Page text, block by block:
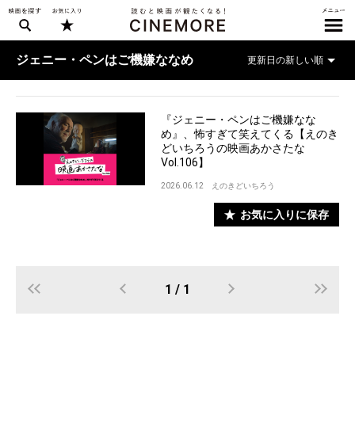
ジェニー・ペンはご機嫌ななめ
『ジェニー・ペンはご機嫌なな
め』、怖すぎて笑えてくる【えのき
どいちろうの映画あかさたな
Vol.106】
2026.06.12 えのきどいちろう
お気に入りに保存
1 / 1